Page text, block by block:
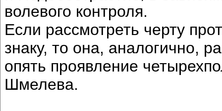
волевого контроля.
Если рассмотреть черту
знаку, то она, аналогично,
опять проявление
Шмелева.